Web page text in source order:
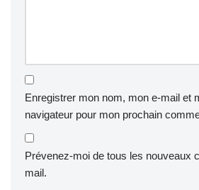
Enregistrer mon nom, mon e-mail et
navigateur pour mon prochain
Prévenez-moi de tous les nouveaux
mail.